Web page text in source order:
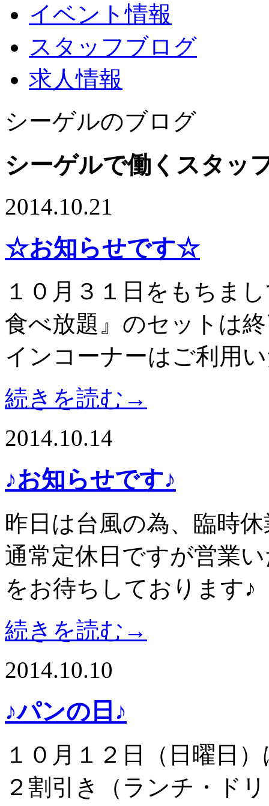
イベント情報
スタッフブログ
求人情報
シーゲルのブログ
シーゲルで働くスタッ
2014.10.21
☆お知らせです☆
１０月３１日をもちま
食べ放題』のセットは
インコーナーはご利用
続きを読む→
2014.10.14
♪お知らせです♪
昨日は台風の為、臨時
通常定休日ですが営業
をお待ちしております♪
続きを読む→
2014.10.10
♪パンの日♪
１０月１２日（日曜日
２割引き（ランチ・ド